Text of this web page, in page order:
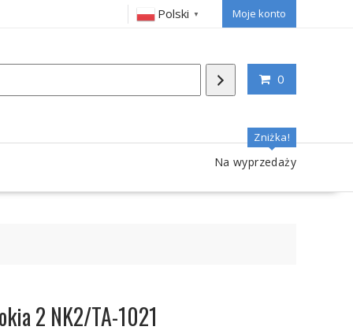
Polski ▼ Moje konto
0
Zniżka!
Na wyprzedaży
2 NK2/TA-1021